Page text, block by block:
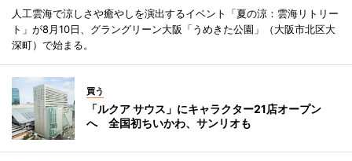
人工雲海で涼しさや癒やしを演出するイベント「夏の涼：雲海リトリー
ト」が8月10日、グラングリーン大阪「うめきた公園」（大阪市北区大
深町）で始まる。
買う
「ルクア サウス」にキャラクター21店オープン
へ 全国初ちいかわ、サンリオも